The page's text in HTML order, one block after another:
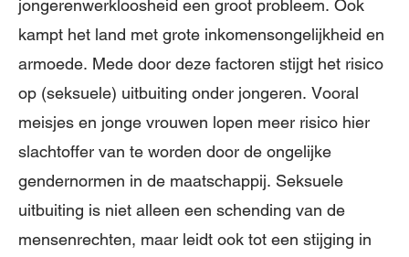
jongerenwerkloosheid een groot probleem. Ook
kampt het land met grote inkomensongelijkheid en
armoede. Mede door deze factoren stijgt het risico
op (seksuele) uitbuiting onder jongeren. Vooral
meisjes en jonge vrouwen lopen meer risico hier
slachtoffer van te worden door de ongelijke
gendernormen in de maatschappij. Seksuele
uitbuiting is niet alleen een schending van de
mensenrechten, maar leidt ook tot een stijging in